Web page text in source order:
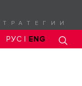
РУС | ENG